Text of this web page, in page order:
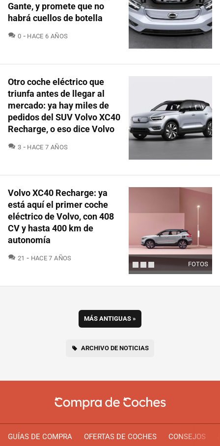
Gante, y promete que no
habrá cuellos de botella
0 COMENTARIOS
HACE 6 AÑOS
Otro coche eléctrico que
triunfa antes de llegar al
mercado: ya hay miles de
pedidos del SUV Volvo XC40
Recharge, o eso dice Volvo
3 COMENTARIOS
HACE 7 AÑOS
FOTOS
Volvo XC40 Recharge: ya
está aquí el primer coche
eléctrico de Volvo, con 408
CV y hasta 400 km de
autonomía
21 COMENTARIOS
HACE 7 AÑOS
MÁS ANTIGUAS »
ARCHIVO DE NOTICIAS
GUÍAS DE COMPRA OFERTAS DE COCHES CONSEJOS